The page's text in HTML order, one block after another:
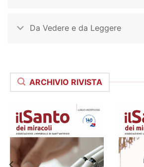
Da Vedere e da Leggere
ARCHIVIO RIVISTA